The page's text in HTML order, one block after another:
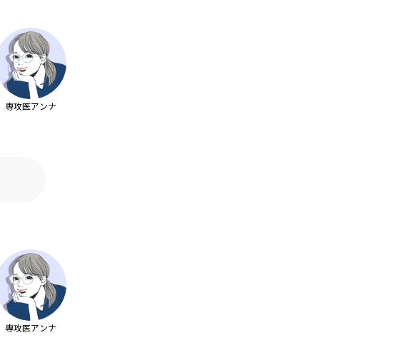
専攻医アンナ
専攻医アンナ